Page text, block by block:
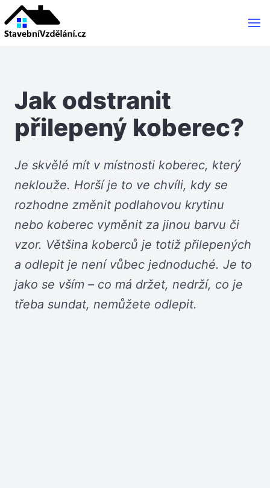
Jak odstranit
přilepený koberec?
Je skvělé mít v místnosti koberec, který
neklouže. Horší je to ve chvíli, kdy se
rozhodne změnit podlahovou krytinu
nebo koberec vyměnit za jinou barvu či
vzor. Většina koberců je totiž přilepených
a odlepit je není vůbec jednoduché. Je to
jako se vším – co má držet, nedrží, co je
třeba sundat, nemůžete odlepit.